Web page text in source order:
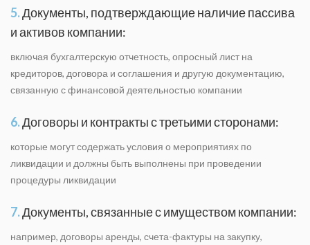
5.Документы, подтверждающие наличие пассива
и активов компании:
включая бухгалтерскую отчетность, опросный лист на
кредиторов, договора и соглашения и другую документацию,
связанную с финансовой деятельностью компании
6.Договоры и контракты с третьими сторонами:
которые могут содержать условия о мероприятиях по
ликвидации и должны быть выполнены при проведении
процедуры ликвидации
7.Документы, связанные с имуществом компании:
например, договоры аренды, счета-фактуры на закупку,